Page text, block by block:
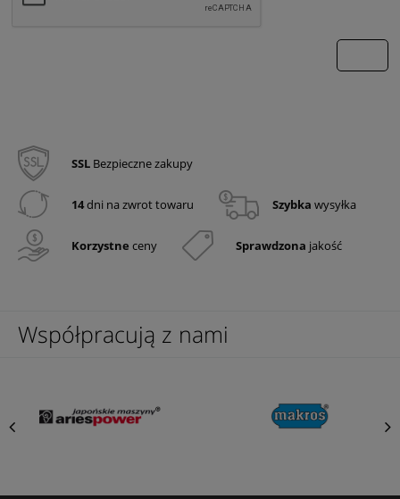
SSL Bezpieczne zakupy
14dni na zwrot towaru Szybka wysyłka
Korzystne ceny Sprawdzona jakość
Współpracują z nami